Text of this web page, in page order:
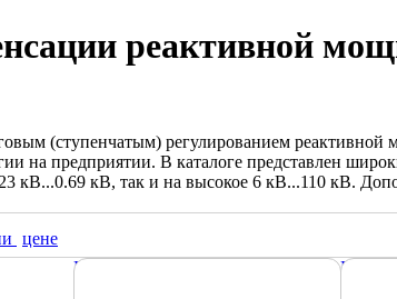
реактивной
(ступенчатым) регулированием реактивной
на предприятии. В каталоге представлен
кВ...0.69 кВ, так и на высокое 6 кВ...110 кВ.
цене
Подробнее